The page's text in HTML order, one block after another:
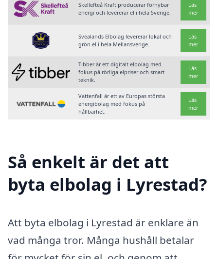
Skellefteå Kraft producerar förnybar
energi och levererar el i hela Sverige.
Läs
mer
Svealands Elbolag levererar lokal och
grön el i hela Mellansverige.
Läs
mer
Tibber är ett digitalt elbolag med
fokus på rörliga elpriser och smart
teknik.
Läs
mer
Vattenfall är ett av Europas största
energibolag med fokus på
hållbarhet.
Läs
mer
Så enkelt är det att
byta elbolag i Lyrestad?
Att byta elbolag i Lyrestad är enklare än
vad många tror. Många hushåll betalar